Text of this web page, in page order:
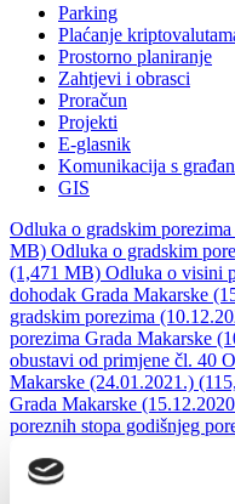
Parking
Plaćanje
Prostorno planiranje
Zahtjevi i obrasci
Proračun
Projekti
E-glasnik
Komunikacija s
GIS
Odluka o gradskim
MB) Odluka o gradskim
(1,471 MB) Odluka o visini
dohodak Grada Makarske
gradskim porezima
porezima Grada Makarske
obustavi od primjene čl. 40
Makarske (24.01.2021.)
Grada Makarske
poreznih stopa godišnjeg
Akti Grada